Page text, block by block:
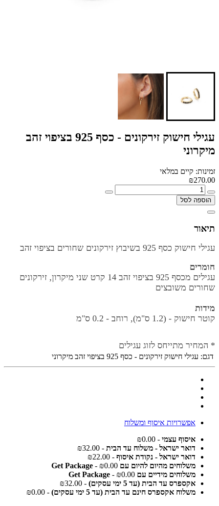
עגילי חישוק זירקונים - כסף 925 בציפוי זהב
מיקרוני
זמינות: קיים במלאי
₪270.00
הוספה לסל
תיאור
עגילי חישוק כסף 925 בשיבוץ זירקונים שחורים בציפוי זהב
חומרים
עגילים מכסף 925 בציפוי זהב 14 קרט שני מיקרון, זירקונים
שחורים משובצים
מידות
קוטר חישוק - (1.2 ס"מ), רוחב - 0.2 ס"מ
* המחיר מתייחס לזוג עגילים
דגם: עגילי חישוק זירקונים - כסף 925 בציפוי זהב מיקרוני
אפשרויות איסוף ומשלוח
איסוף עצמי - ₪0.00
דואר ישראל - משלוח עד הבית - ₪32.00
דואר ישראל - נקודת איסוף - ₪22.00
משלוחים מהיום להיום עם Get Package - ₪0.00
משלוחים מידיים עם Get Package - ₪0.00
אקספרס עד הבית (עד 5 ימי עסקים)
- ₪32.00
משלוח אקספרס חינם עד הבית (עד 5 ימי עסקים)
- ₪0.00